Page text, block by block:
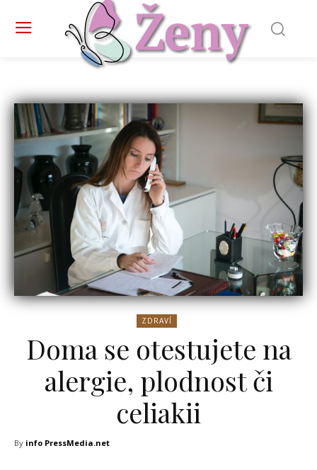
ZDRAVÍ
Doma se otestujete na
alergie, plodnost či
celiakii
By info PressMedia.net